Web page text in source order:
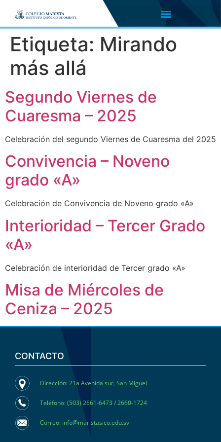
Etiqueta: Mirando
más allá
Segundo Viernes de
Cuaresma – 2025
Celebración del segundo Viernes de Cuaresma del 2025
Convivencia – Noveno
grado «A»
Celebración de Convivencia de Noveno grado «A»
Interioridad – Tercer Grado
«A»
Celebración de interioridad de Tercer grado «A»
Misa de Miércoles de
Ceniza – 2025
CONTACTO
Dirección: 21a Avenida sur, San Miguel
Teléfono: (503) 2661-6473 / 2660-1724
Correo: info@maristasico.edu.sv